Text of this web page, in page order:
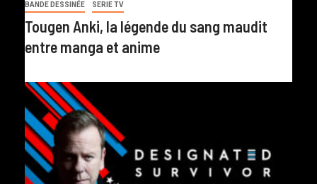
BANDE DESSINÉE SERIE TV
Tougen Anki, la légende du sang maudit
entre manga et anime